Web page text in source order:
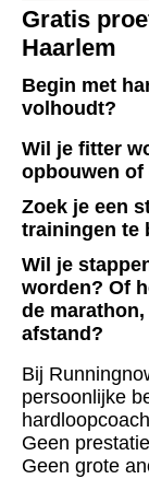
Gratis
Haarlem
Begin met
volhoudt?
Wil je fitter
opbouwen of
Zoek je een
trainingen te
Wil je
worden? Of
de
afstand?
Bij
persoonlijke
Geen
Geen grote